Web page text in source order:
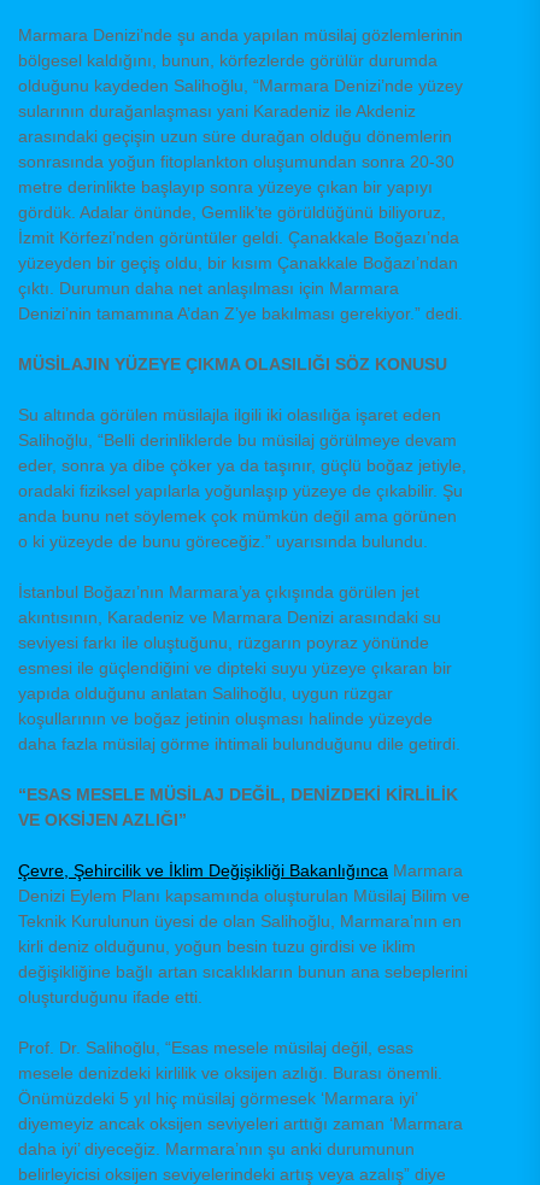
Marmara Denizi’nde şu anda yapılan müsilaj gözlemlerinin
bölgesel kaldığını, bunun, körfezlerde görülür durumda
olduğunu kaydeden Salihoğlu, “Marmara Denizi’nde yüzey
sularının durağanlaşması yani Karadeniz ile Akdeniz
arasındaki geçişin uzun süre durağan olduğu dönemlerin
sonrasında yoğun fitoplankton oluşumundan sonra 20-30
metre derinlikte başlayıp sonra yüzeye çıkan bir yapıyı
gördük. Adalar önünde, Gemlik’te görüldüğünü biliyoruz,
İzmit Körfezi’nden görüntüler geldi. Çanakkale Boğazı’nda
yüzeyden bir geçiş oldu, bir kısım Çanakkale Boğazı’ndan
çıktı. Durumun daha net anlaşılması için Marmara
Denizi’nin tamamına A’dan Z’ye bakılması gerekiyor.” dedi.
MÜSİLAJIN YÜZEYE ÇIKMA OLASILIĞI SÖZ KONUSU
Su altında görülen müsilajla ilgili iki olasılığa işaret eden
Salihoğlu, “Belli derinliklerde bu müsilaj görülmeye devam
eder, sonra ya dibe çöker ya da taşınır, güçlü boğaz jetiyle,
oradaki fiziksel yapılarla yoğunlaşıp yüzeye de çıkabilir. Şu
anda bunu net söylemek çok mümkün değil ama görünen
o ki yüzeyde de bunu göreceğiz.” uyarısında bulundu.
İstanbul Boğazı’nın Marmara’ya çıkışında görülen jet
akıntısının, Karadeniz ve Marmara Denizi arasındaki su
seviyesi farkı ile oluştuğunu, rüzgarın poyraz yönünde
esmesi ile güçlendiğini ve dipteki suyu yüzeye çıkaran bir
yapıda olduğunu anlatan Salihoğlu, uygun rüzgar
koşullarının ve boğaz jetinin oluşması halinde yüzeyde
daha fazla müsilaj görme ihtimali bulunduğunu dile getirdi.
“ESAS MESELE MÜSİLAJ DEĞİL, DENİZDEKİ KİRLİLİK
VE OKSİJEN AZLIĞI”
Çevre, Şehircilik ve İklim Değişikliği Bakanlığınca Marmara
Denizi Eylem Planı kapsamında oluşturulan Müsilaj Bilim ve
Teknik Kurulunun üyesi de olan Salihoğlu, Marmara’nın en
kirli deniz olduğunu, yoğun besin tuzu girdisi ve iklim
değişikliğine bağlı artan sıcaklıkların bunun ana sebeplerini
oluşturduğunu ifade etti.
Prof. Dr. Salihoğlu, “Esas mesele müsilaj değil, esas
mesele denizdeki kirlilik ve oksijen azlığı. Burası önemli.
Önümüzdeki 5 yıl hiç müsilaj görmesek ‘Marmara iyi’
diyemeyiz ancak oksijen seviyeleri arttığı zaman ‘Marmara
daha iyi’ diyeceğiz. Marmara’nın şu anki durumunun
belirleyicisi oksijen seviyelerindeki artış veya azalış” diye